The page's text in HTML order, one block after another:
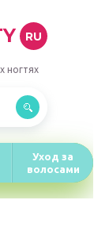
RU
ногтях
Уход за
волосами